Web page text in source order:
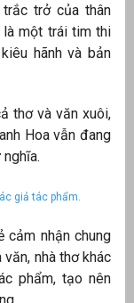
trở của thân
một trái tim thi
hãnh và bản
thơ và văn xuôi,
Hoa vẫn đang
giả tác phẩm.
cảm nhận chung
văn, nhà thơ khác
phẩm, tạo nên